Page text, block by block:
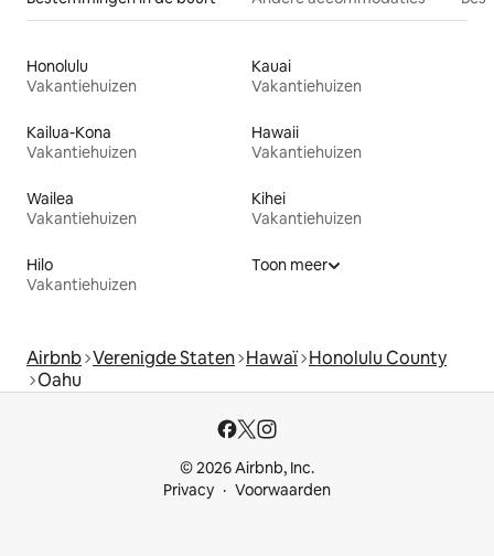
Honolulu
Vakantiehuizen
Kauai
Vakantiehuizen
Kailua-Kona
Vakantiehuizen
Hawaii
Vakantiehuizen
Wailea
Vakantiehuizen
Kihei
Vakantiehuizen
Hilo
Vakantiehuizen
Toon meer
Airbnb Verenigde Staten Hawaï Honolulu County
Oahu
© 2026 Airbnb, Inc.
Privacy
Voorwaarden